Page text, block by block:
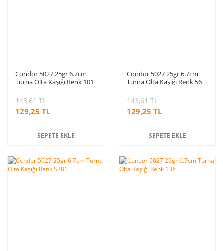
Condor 5027 25gr 6.7cm
Turna Olta Kaşığı Renk 101
129,25 TL
143,61 TL
SEPETE EKLE
Condor 5027 25gr 6.7cm
Turna Olta Kaşığı Renk 56
129,25 TL
143,61 TL
SEPETE EKLE
%10 %10